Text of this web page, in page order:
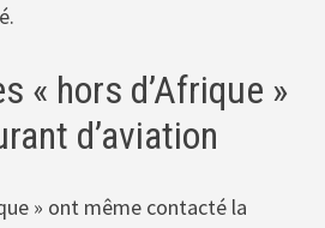
« hors d’Afrique »
d’aviation
» ont même contacté la